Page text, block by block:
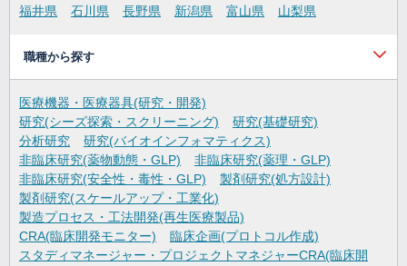
福井県 石川県 長野県 新潟県 富山県 山梨県
職種から探す
医療機器・医療器具(研究・開発)
研究(シーズ探索・スクリーニング)
研究(基礎研究)
分析研究
研究(バイオインフォマティクス)
非臨床研究(薬物動態・GLP)
非臨床研究(薬理・GLP)
非臨床研究(安全性・毒性・GLP)
製剤研究(処方設計)
製剤研究(スケールアップ・工業化)
製造プロセス・工法開発(再生医療製品)
CRA(臨床開発モニター)
臨床企画(プロトコル作成)
スタディマネージャー・プロジェクトマネジャーCRA(臨床開